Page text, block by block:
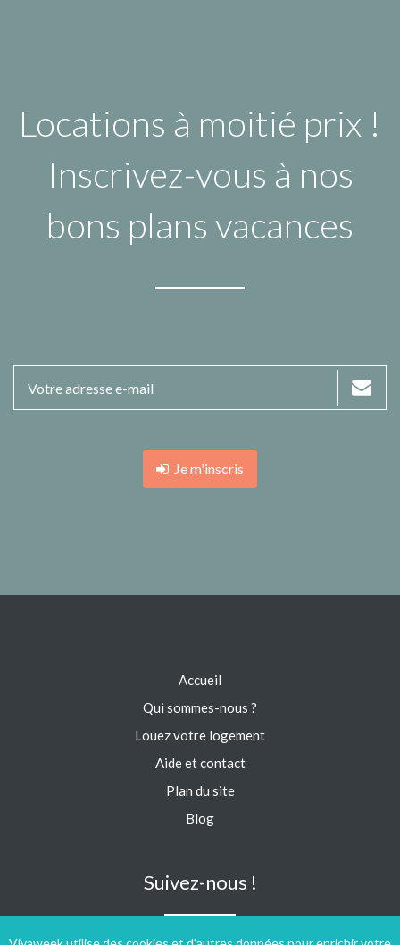
Locations à moitié prix !
Inscrivez-vous à nos
bons plans vacances
Je m'inscris
Accueil
Qui sommes-nous ?
Louez votre logement
Aide et contact
Plan du site
Blog
Suivez-nous !